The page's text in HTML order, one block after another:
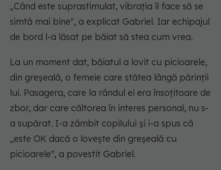
„Când este suprastimulat, vibrația îl face să se
simtă mai bine", a explicat Gabriel. Iar echipajul
de bord l-a lăsat pe băiat să stea cum vrea.
La un moment dat, băiatul a lovit cu picioarele,
din greșeală, o femeie care stătea lângă părinții
lui. Pasagera, care la rândul ei era însoțitoare de
zbor, dar care căltorea în interes personal, nu s-
a supărat. I-a zâmbit copilului și i-a spus că
„este OK dacă o lovește din greșeală cu
picioarele", a povestit Gabriel.